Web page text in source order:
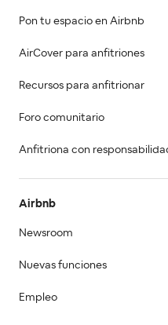
Pon tu espacio en Airbnb
AirCover para anfitriones
Recursos para anfitrionar
Foro comunitario
Anfitriona con
Airbnb
Newsroom
Nuevas funciones
Empleo